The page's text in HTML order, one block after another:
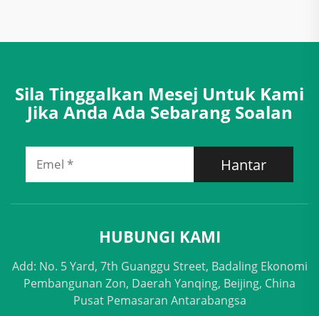
Sila Tinggalkan Mesej Untuk Kami
Jika Anda Ada Sebarang Soalan
Hantar
HUBUNGI KAMI
Add: No. 5 Yard, 7th Guanggu Street, Badaling Ekonomi
Pembangunan Zon, Daerah Yanqing, Beijing, China
Pusat Pemasaran Antarabangsa